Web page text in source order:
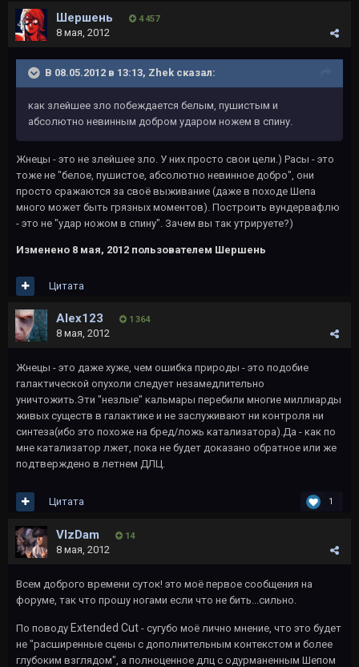
Шершень 4 457
8 мая, 2012
В 08.05.2012 в 13:13, Zhek сказал:
как злейшее зло побеждается белым, пушистым и
абсолютно невинным добром ударом ножем в спину.
Жнецы - это не злейшее зло. У них просто свои цели.) Расы - это
тоже не "белое, пушистое, абсолютно невинное добро", они
просто сражаются за своё выживание (даже в походе Шепа
много может быть грязных моментов). Построить вундервафлю
- это не "удар ножом в спину". Зачем вы так утрируете?)
Изменено 8 мая, 2012 пользователем Шершень
Цитата
Alex123 1 364
8 мая, 2012
Жнецы - это даже хуже, чем ошибка природы - это подобие
галактической опухоли следует незамедлительно
уничтожить.Эти "незлые" кальмары перебили многие миллиарды
живых существ в галактике и не заслуживают ни контроля ни
синтеза(ибо это похоже на бред/ложь катализатора).Да - как по
мне катализатор лжет, пока не будет доказано обратное или же
подтверждено в летнем ДЛЦ.
1
Цитата
VIzDam 14
8 мая, 2012
Всем доброго времени суток! это моё первое сообщения на
форуме, так что прошу ногами если что не бить...сильно.
По поводу Extended Cut - сугубо моё лично мнение, что это будет
не "расширенные сцены с дополнительным контекстом и более
глубоким взглядом", а полноценное длц с одурманенным Шепом